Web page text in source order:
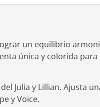
un equilibrio
única y colorida para
Julia y Lillian. Ajusta
y Voice.